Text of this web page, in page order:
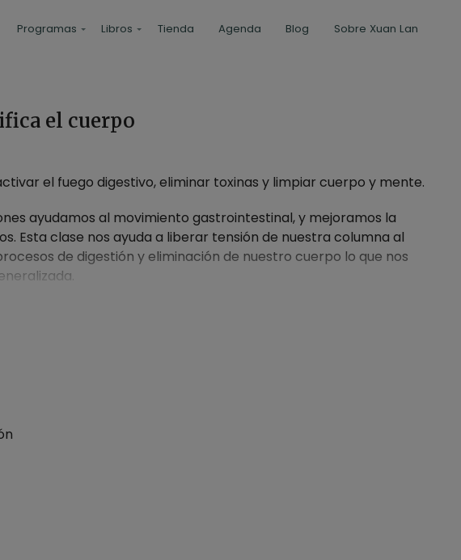
Programas Libros Tienda Agenda Blog Sobre Xuan Lan
el cuerpo
el fuego digestivo, eliminar toxinas y limpiar cuerpo y mente.
ayudamos al movimiento gastrointestinal, y mejoramos la
Esta clase nos ayuda a liberar tensión de nuestra columna al
de digestión y eliminación de nuestro cuerpo lo que nos